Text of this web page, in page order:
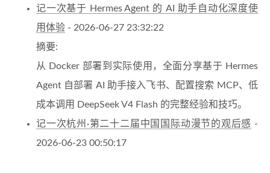
记一次基于 Hermes Agent 的 AI 助手自动化深度使
用体验 - 2026-06-27 23:32:22
摘要:
从 Docker 部署到实际使用，全面分享基于 Hermes
Agent 自部署 AI 助手接入飞书、配置搜索 MCP、低
成本调用 DeepSeek V4 Flash 的完整经验和技巧。
记一次杭州·第二十二届中国国际动漫节的观后感 -
2026-06-23 00:50:17